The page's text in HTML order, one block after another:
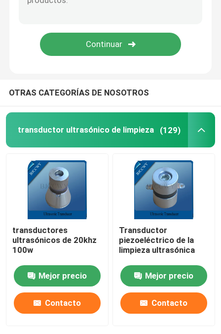
discos de cerámica piezoeléctricos
Elemento de cerámica piezoeléctrico
Transductor ultrasónico de la belleza
Impedancia ultrasónica
transductor de atomización ultrasónico
Transductor tubular ultrasónico
OTRAS CATEGORÍAS DE NOSOTROS
transductor ultrasónico de limpieza (129)
transductores
ultrasónicos de 20khz
100w
Mejor precio
Contacto
Transductor
piezoeléctrico de la
limpieza ultrasónica
Mejor precio
Contacto